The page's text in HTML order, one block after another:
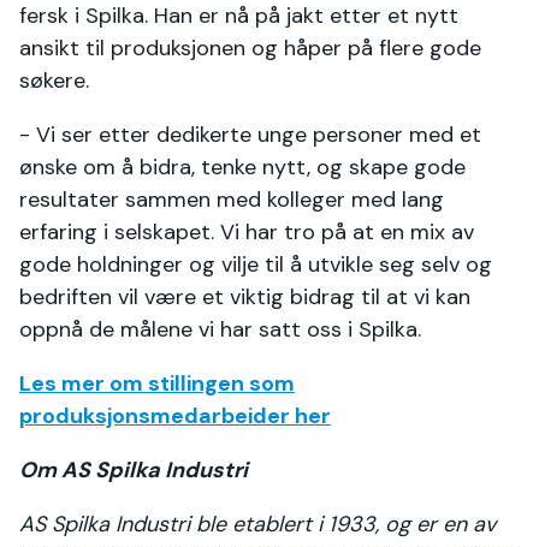
fersk i Spilka. Han er nå på jakt etter et nytt
ansikt til produksjonen og håper på flere gode
søkere.
- Vi ser etter dedikerte unge personer med et
ønske om å bidra, tenke nytt, og skape gode
resultater sammen med kolleger med lang
erfaring i selskapet. Vi har tro på at en mix av
gode holdninger og vilje til å utvikle seg selv og
bedriften vil være et viktig bidrag til at vi kan
oppnå de målene vi har satt oss i Spilka.
Les mer om stillingen som
produksjonsmedarbeider her
Om AS Spilka Industri
AS Spilka Industri ble etablert i 1933, og er en av